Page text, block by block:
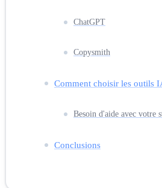
ChatGPT
Copysmith
Comment choisir les outils
Besoin d'aide avec votre
Conclusions